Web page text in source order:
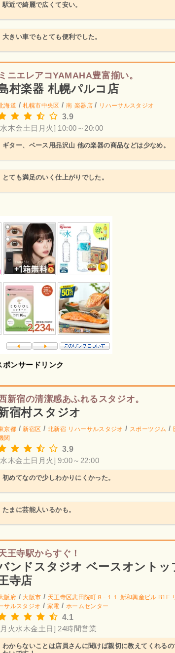
駅近で綺麗で広くて安い。
大きい車でもとても便利でした。
ミニエレアコYAMAHA豊富揃い。
村楽器 札幌パルコ店
海道 /札幌市中央区 / 南 楽器店/ リハーサルスタジオ
3.9
木金土日月火] 10:00～20:00
ギター、ベース用品沢山 他の楽器の商品などは少なめ。
とても満足のいく仕上がりでした。
ポンサードリンク
新宿の清潔感あふれるスタジオ。
宿村スタジオ
京都 /新宿区 / 北新宿 リハーサルスタジオ / スポーツジム /
関
3.9
木金土日月火] 9:00～22:00
初めてなので少しわかりにくかった。
たまに芸能人いるかも。
王寺駅からすぐ！
ンドスタジオ ベースオントッ
寺店
阪府 / 大阪市 / 天王寺区悲田院町８−１１ 新和興産ビル B1F
サルスタジオ / 家電 / ホームセンター
4.1
火水木金土日] 24時間営業
わからないことは店員さんに聞けば親切に教えてくれる